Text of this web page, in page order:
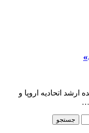
ارشد اتحادیه اروپا و